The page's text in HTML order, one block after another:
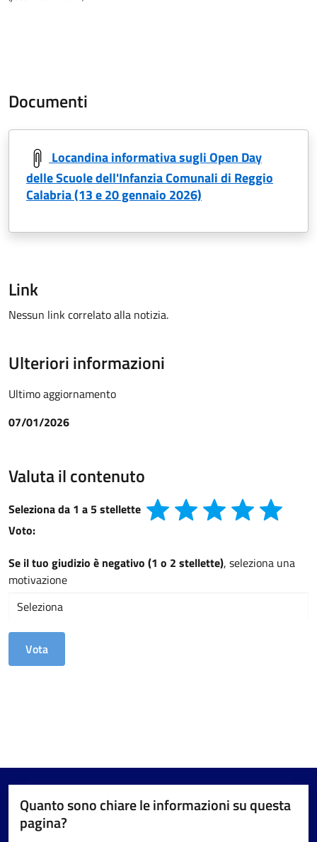
Documenti
Locandina informativa sugli Open Day
delle Scuole dell'Infanzia Comunali di Reggio
Calabria (13 e 20 gennaio 2026)
Link
Nessun link correlato alla notizia.
Ulteriori informazioni
Ultimo aggiornamento
07/01/2026
Valuta il contenuto
Seleziona da 1 a 5 stellette
Voto:
Se il tuo giudizio è negativo (1 o 2 stellette), seleziona una
motivazione
Quanto sono chiare le informazioni su questa
pagina?